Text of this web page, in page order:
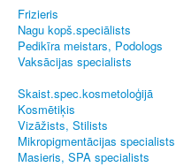
Frizieris
Nagu kopš.speciālists
Pedikīra meistars, Podologs
Vaksācijas specialists
Skaist.spec.kosmetoloģijā
Kosmētiķis
Vizāžists, Stilists
Mikropigmentācijas specialists
Masieris, SPA specialists